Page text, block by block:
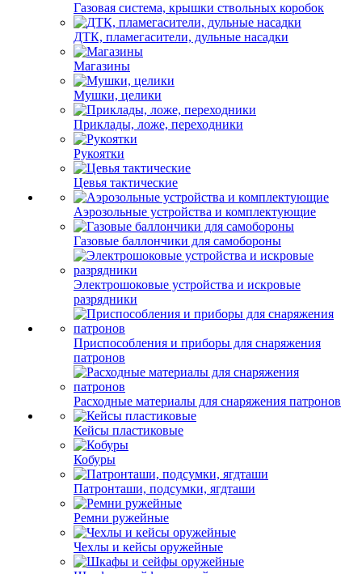
Газовая система, крышки ствольных коробок
ДТК, пламегасители, дульные насадки
Магазины
Мушки, целики
Приклады, ложе, переходники
Рукоятки
Цевья тактические
Аэрозольные устройства и комплектующие
Газовые баллончики для самобороны
Электрошоковые устройства и искровые
разрядники
Приспособления и приборы для снаряжения
патронов
Расходные материалы для снаряжения патронов
Кейсы пластиковые
Кобуры
Патронташи, подсумки, ягдташи
Ремни ружейные
Чехлы и кейсы оружейные